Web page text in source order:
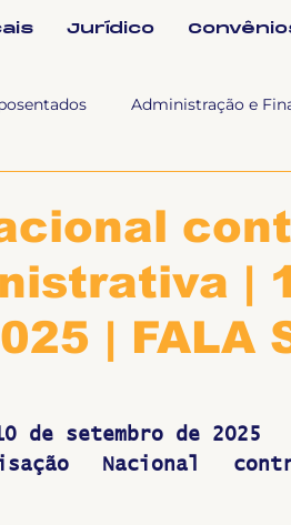
Jurídico
Administração e
e Relações Sindicais
Suplentes Você Sabia
|
| FALA
10 de setembro de 2025
Nacional